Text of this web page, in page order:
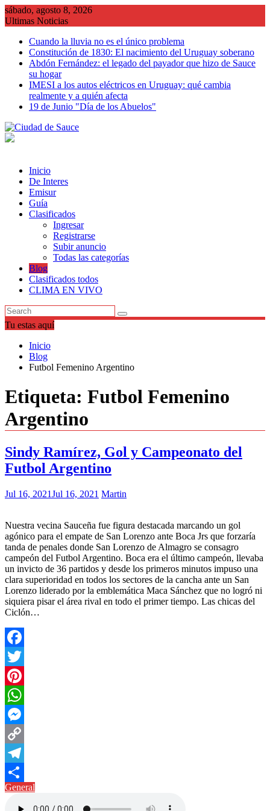
Saltar
al
sábado, agosto 8, 2026
Ultimas Noticias
Cuando la lluvia no es el único problema
Constitución de 1830: El nacimiento del Uruguay soberano
Abdón Fernández: el legado del payador que hizo de Sauce
su hogar
IMESI a los autos eléctricos en Uruguay: qué cambia
realmente y a quién afecta
19 de Junio "Día de los Abuelos"
Inicio
De Interes
Emisur
Guía
Clasificados
Ingresar
Registrarse
Subir anuncio
Todas las categorías
Blog
Clasificados todos
CLIMA EN VIVO
Tu estas aquí
Inicio
Blog
Futbol Femenino Argentino
Etiqueta: Futbol Femenino
Argentino
Sindy Ramírez, Gol y Campeonato del
Futbol Argentino
Jul 16, 2021Jul 16, 2021 Martin
Nuestra vecina Sauceña fue figura destacada marcando un gol
agónico para el empate de San Lorenzo ante Boca Jrs que forzaría
tanda de penales donde San Lorenzo de Almagro se consagro
campeón del Futbol Argentino. Boca era el último campeón, llevaba
un invicto de 36 partidos y desde los primeros minutos impuso una
clara superioridad en todos los sectores de la cancha ante un San
Lorenzo liderado por la emblemática Maca Sánchez que no logró ni
siquiera pisar el área rival en todo el primer tiempo. Las chicas del
Ciclón…
Facebook
Twitter
Pinterest
WhatsApp
Messenger
Copy
Link
Telegram
Compartir
General